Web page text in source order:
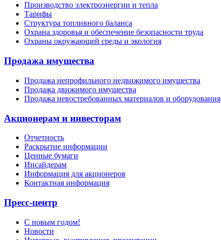
Производство электроэнергии и тепла
Тарифы
Структура топливного баланса
Охрана здоровья и обеспечение безопасности труда
Охраны окружающей среды и экология
Продажа имущества
Продажа непрофильного недвижимого имущества
Продажа движимого имущества
Продажа невостребованных материалов и оборудования
Акционерам и инвесторам
Отчетность
Раскрытие информации
Ценные бумаги
Инсайдерам
Информация для акционеров
Контактная информация
Пресс-центр
С новым годом!
Новости